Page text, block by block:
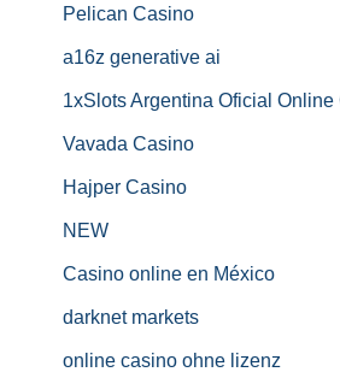
Pelican Casino
a16z generative ai
1xSlots Argentina Oficial Online
Vavada Casino
Hajper Casino
NEW
Casino online en México
darknet markets
online casino ohne lizenz